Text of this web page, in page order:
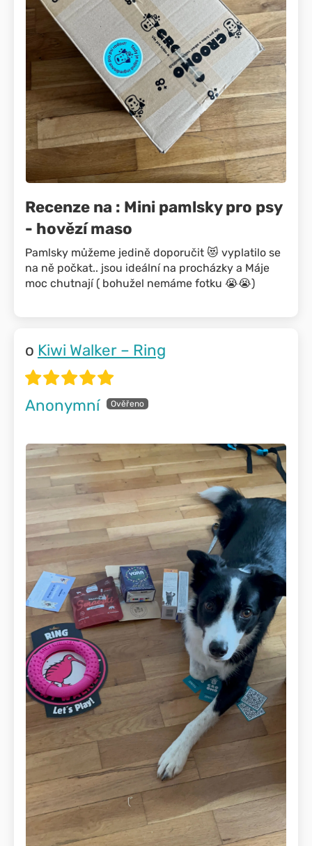
Recenze na : Mini pamlsky pro psy
- hovězí maso
Pamlsky můžeme jedině doporučit 😻 vyplatilo se
na ně počkat.. jsou ideální na procházky a Máje
moc chutnají ( bohužel nemáme fotku 😭😭)
Kiwi Walker – Ring
Anonymní